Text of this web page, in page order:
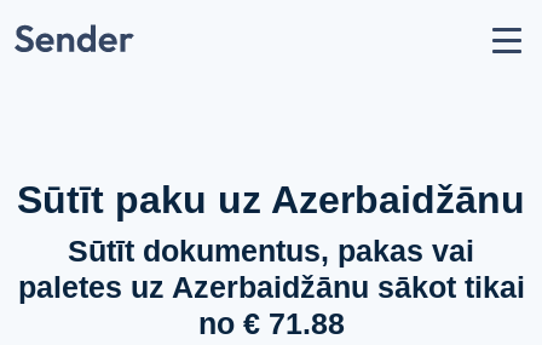
Nosūtīt sūtījumu
Pārvadātāju partneri
Aizliegumi un ierobežojumi
Sūtīt paku uz Azerbaidžānu
Sūtīt dokumentus, pakas vai
paletes uz Azerbaidžānu sākot tikai
no € 71.88